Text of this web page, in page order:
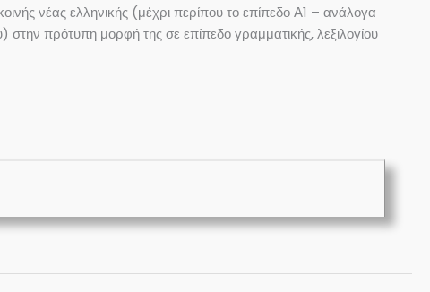
νέας ελληνικής (μέχρι περίπου το επίπεδο Α1 – ανάλογα
στην πρότυπη μορφή της σε επίπεδο γραμματικής, λεξιλογίου